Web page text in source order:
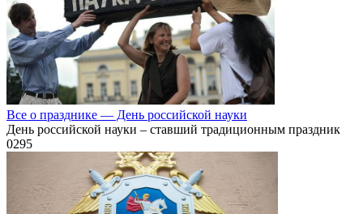
Все о празднике — День российской науки
День российской науки – ставший традиционным праздник
0295